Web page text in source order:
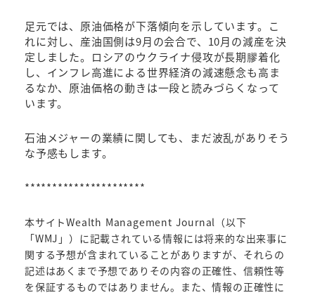
足元では、原油価格が下落傾向を示しています。こ
れに対し、産油国側は9月の会合で、10月の減産を決
定しました。ロシアのウクライナ侵攻が長期膠着化
し、インフレ高進による世界経済の減速懸念も高ま
るなか、原油価格の動きは一段と読みづらくなって
います。
石油メジャーの業績に関しても、まだ波乱がありそう
な予感もします。
**********************
本サイトWealth Management Journal（以下
「WMJ」）に記載されている情報には将来的な出来事に
関する予想が含まれていることがありますが、それらの
記述はあくまで予想でありその内容の正確性、信頼性等
を保証するものではありません。また、情報の正確性に